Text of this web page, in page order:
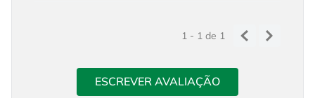
1 - 1de 1
ESCREVER AVALIAÇÃO